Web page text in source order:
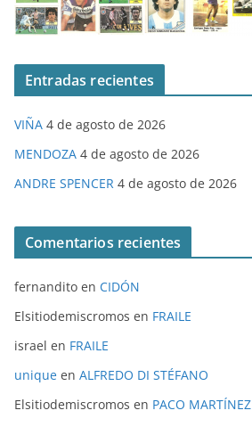
Entradas recientes
VIÑA 4 de agosto de 2026
MENDOZA 4 de agosto de 2026
ANDRE SPENCER 4 de agosto de 2026
Comentarios recientes
fernandito en CIDÓN
Elsitiodemiscromos en FRAILE
israel en FRAILE
unique en ALFREDO DI STÉFANO
Elsitiodemiscromos en PACO MARTÍNEZ